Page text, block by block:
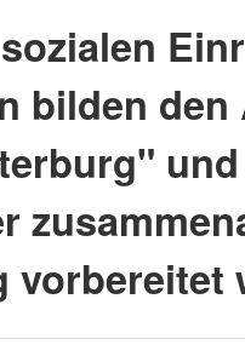
bilden
vorbereitet